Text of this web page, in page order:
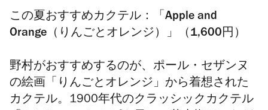
この夏おすすめカクテル：
「Apple and
Orange（ りんごとオレンジ）」（1,600円）
野村がおすすめするのが、ポール・セザンヌ
の絵画「りんごとオレンジ」から着想された
カクテル。1900年代のクラッシックカクテル